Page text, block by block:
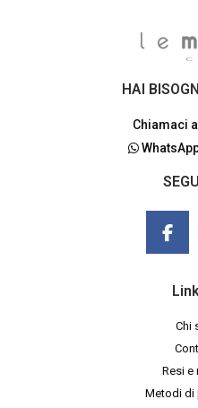
HAI
Chiamaci al
Chi
Resi e
Metodi di